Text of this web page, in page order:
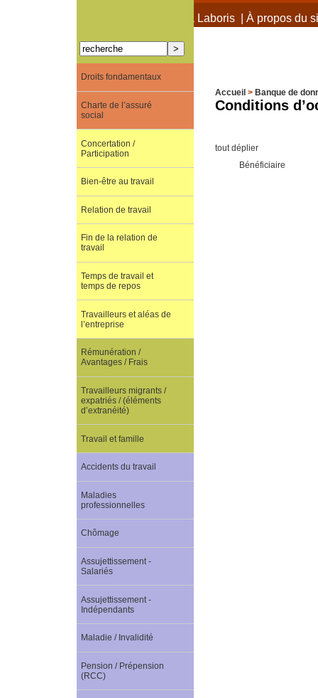
À propos de Terra Laboris| À propos du
Accueil > Banque de
Conditions
tout déplier
Bénéficiaire
Droits fondamentaux
Charte de l’assuré
social
Concertation /
Participation
Bien-être au travail
Relation de travail
Fin de la relation de
travail
Temps de travail et
temps de repos
Travailleurs et aléas de
l’entreprise
Rémunération /
Avantages / Frais
Travailleurs migrants /
expatriés / (éléments
d’extranéité)
Travail et famille
Accidents du travail
Maladies
professionnelles
Chômage
Assujettissement -
Salariés
Assujettissement -
Indépendants
Maladie / Invalidité
Pension / Prépension
(RCC)